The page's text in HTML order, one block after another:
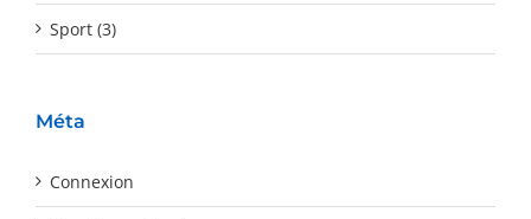
Sport (3)
Méta
Connexion